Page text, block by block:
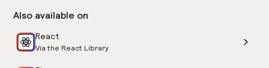
Also available on
React
Via the React Library